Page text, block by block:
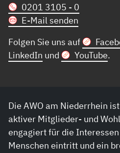
0201 3105 - 0
E-Mail senden
Folgen Sie uns auf
LinkedIn und YouTube.
Die AWO am Niederrhein
aktiver Mitglieder- und
engagiert für die
Menschen eintritt und ein